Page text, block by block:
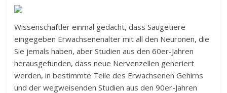
Wissenschaftler einmal gedacht, dass Säugetiere
eingegeben Erwachsenenalter mit all den Neuronen, die
Sie jemals haben, aber Studien aus den 60er-Jahren
herausgefunden, dass neue Nervenzellen generiert
werden, in bestimmte Teile des Erwachsenen Gehirns
und der wegweisenden Studien aus den 90er-Jahren